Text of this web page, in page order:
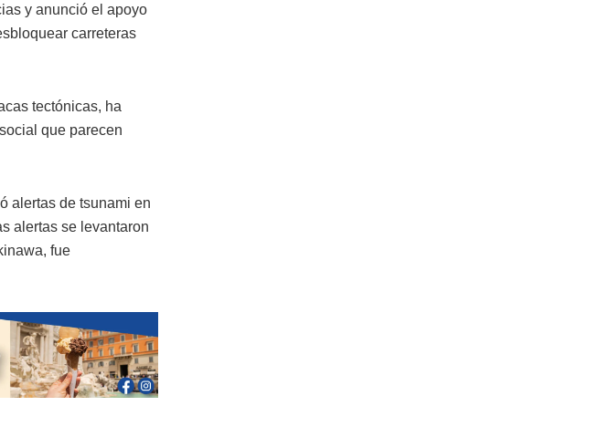
y anunció el apoyo
carreteras
tectónicas, ha
que parecen
alertas de tsunami en
alertas se levantaron
fue